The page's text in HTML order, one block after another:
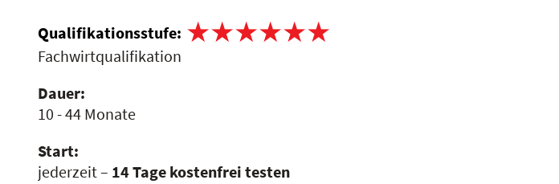
Qualifikationsstufe:
Fachwirtqualifikation
Dauer:
10 - 44 Monate
Start:
jederzeit – 14 Tage kostenfrei testen